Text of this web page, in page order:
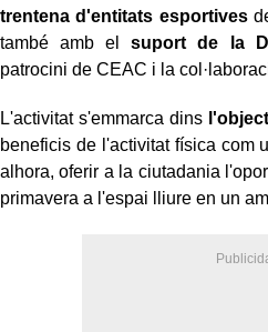
trentena d'entitats esportives
també amb elsuport de la
patrocini de CEAC i la
L'activitat s'emmarca dins
beneficis de l'activitat física com
alhora, oferir a la ciutadania
primavera a l'espai lliure en un